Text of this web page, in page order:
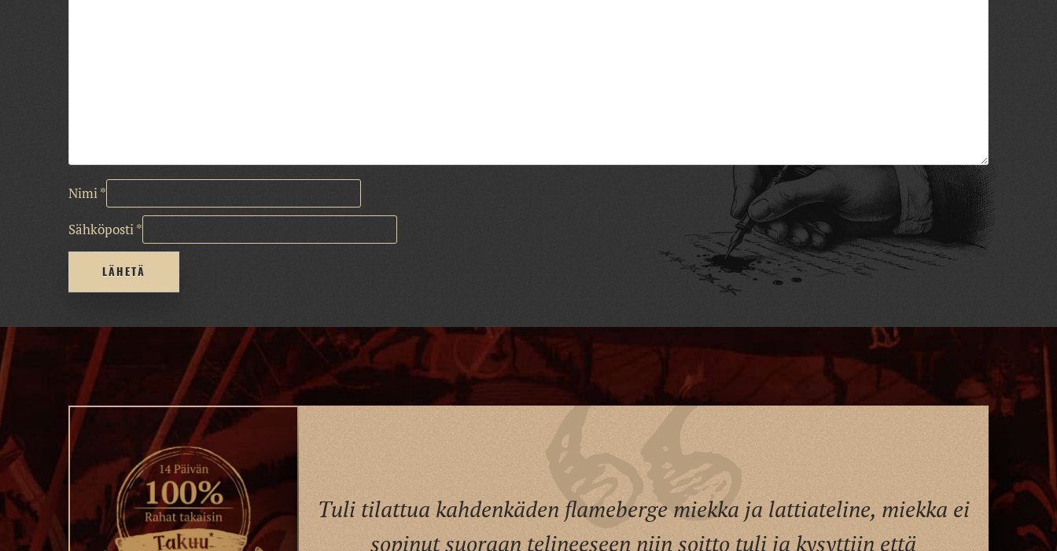
Nimi*
Sähköposti*
Tuli tilattua kahdenkäden flameberge miekka ja lattiateline, miekka ei
sopinut suoraan telineeseen niin soitto tuli ja kysyttiin että